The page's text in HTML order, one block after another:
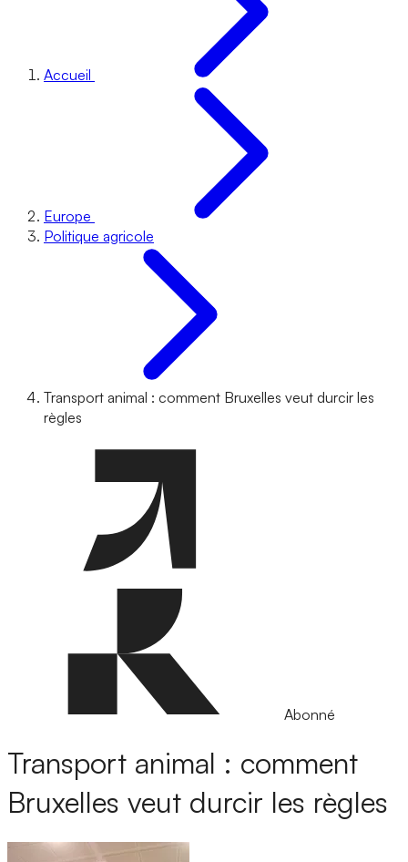
Accueil
Europe
Politique agricole
Transport animal : comment Bruxelles veut durcir les
règles
Abonné
Transport animal : comment
Bruxelles veut durcir les règles